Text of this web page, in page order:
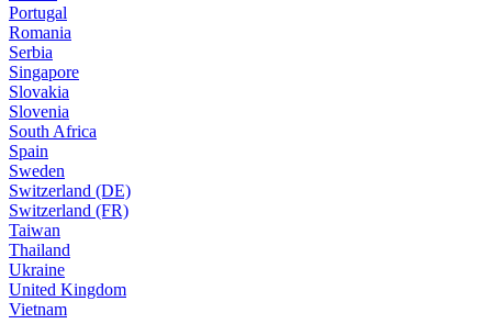
Portugal
Romania
Serbia
Singapore
Slovakia
Slovenia
South Africa
Spain
Sweden
Switzerland (DE)
Switzerland (FR)
Taiwan
Thailand
Ukraine
United Kingdom
Vietnam